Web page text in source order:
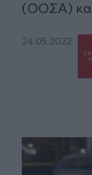
(ΟΟΣΑ)
24.05.2022